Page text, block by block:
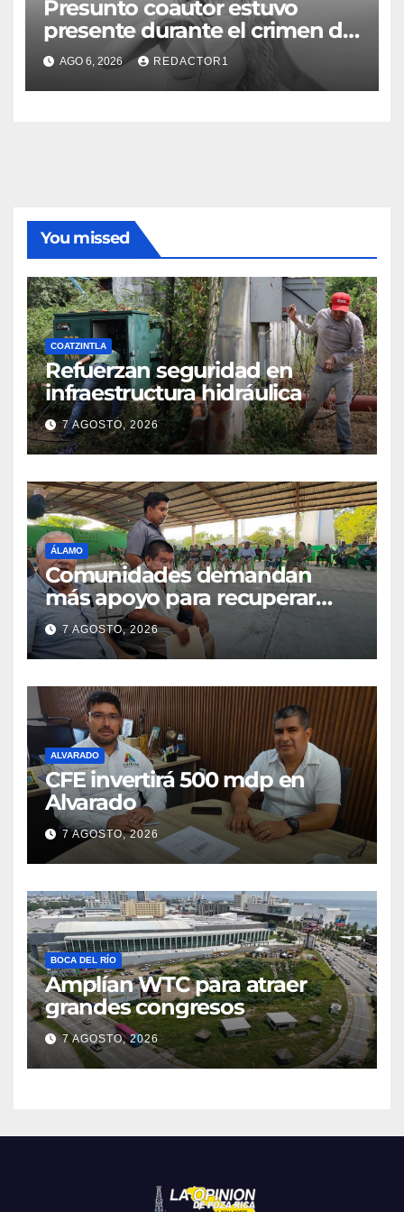
Presunto coautor estuvo
presente durante el crimen de
Valeria Márquez: Fiscalía
AGO 6, 2026 REDACTOR1
You missed
COATZINTLA
Refuerzan seguridad en
infraestructura hidráulica
7 AGOSTO, 2026
ÁLAMO
Comunidades demandan
más apoyo para recuperar
parcelas
7 AGOSTO, 2026
ALVARADO
CFE invertirá 500 mdp en
Alvarado
7 AGOSTO, 2026
BOCA DEL RÍO
Amplían WTC para atraer
grandes congresos
7 AGOSTO, 2026